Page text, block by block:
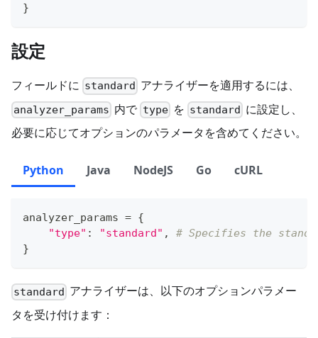
}
設定
フィールドに standard アナライザーを適用するには、
analyzer_params 内で typeを standard に設定し、
必要に応じてオプションのパラメータを含めてください。
Python Java NodeJS Go cURL
analyzer_params = {
"type" : "standard" ,
# Specifies the
}
standard アナライザーは、以下のオプションパラメー
タを受け付けます：